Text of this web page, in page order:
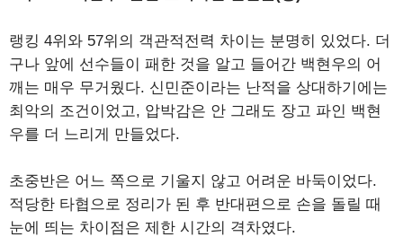
랭킹 4위와 57위의 객관적전력 차이는 분명히 있었다. 더
구나 앞에 선수들이 패한 것을 알고 들어간 백현우의 어
깨는 매우 무거웠다. 신민준이라는 난적을 상대하기에는
최악의 조건이었고, 압박감은 안 그래도 장고 파인 백현
우를 더 느리게 만들었다.
초중반은 어느 쪽으로 기울지 않고 어려운 바둑이었다.
적당한 타협으로 정리가 된 후 반대편으로 손을 돌릴 때
눈에 띄는 차이점은 제한 시간의 격차였다.